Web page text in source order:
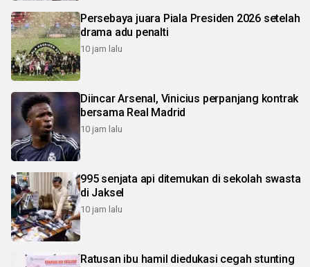
Persebaya juara Piala Presiden 2026 setelah
drama adu penalti
10 jam lalu
Diincar Arsenal, Vinicius perpanjang kontrak
bersama Real Madrid
10 jam lalu
995 senjata api ditemukan di sekolah swasta
di Jaksel
10 jam lalu
Ratusan ibu hamil diedukasi cegah stunting